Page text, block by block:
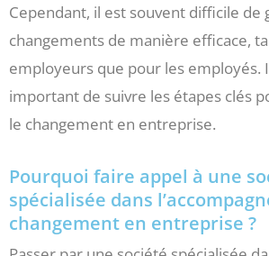
Cependant, il est souvent difficile de
changements de manière efficace,
employeurs que pour les employés.
important de suivre les étapes clés
le changement en entreprise.
Pourquoi faire appel à une
spécialisée dans
changement en entreprise ?